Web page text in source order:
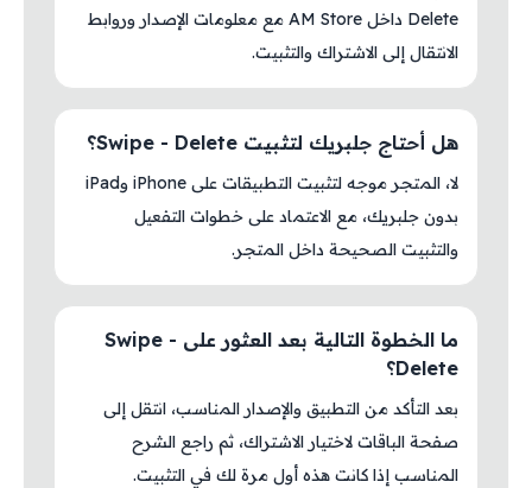
Delete داخل AM Store مع معلومات الإصدار وروابط
الانتقال إلى الاشتراك والتثبيت.
هل أحتاج جلبريك لتثبيت Swipe - Delete؟
لا، المتجر موجه لتثبيت التطبيقات على iPhone وiPad
بدون جلبريك، مع الاعتماد على خطوات التفعيل
والتثبيت الصحيحة داخل المتجر.
ما الخطوة التالية بعد العثور على Swipe -
Delete؟
بعد التأكد من التطبيق والإصدار المناسب، انتقل إلى
صفحة الباقات لاختيار الاشتراك، ثم راجع الشرح
المناسب إذا كانت هذه أول مرة لك في التثبيت.